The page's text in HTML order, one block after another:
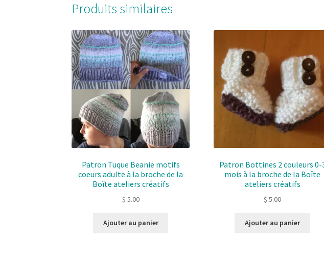
Produits similaires
Patron Tuque Beanie motifs
coeurs adulte à la broche de la
Boîte ateliers créatifs
$ 5.00
Ajouter au panier
Patron Bottines 2 couleurs 0-
mois à la broche de la Boîte
ateliers créatifs
$ 5.00
Ajouter au panier